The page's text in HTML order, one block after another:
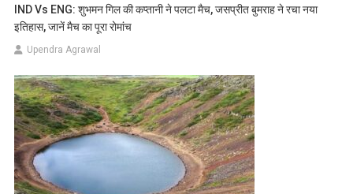
IND Vs ENG: शुभमन गिल की कप्तानी ने पलटा मैच, जसप्रीत बुमराह ने रचा नया
इतिहास, जानें मैच का पूरा रोमांच
Upendra Agrawal